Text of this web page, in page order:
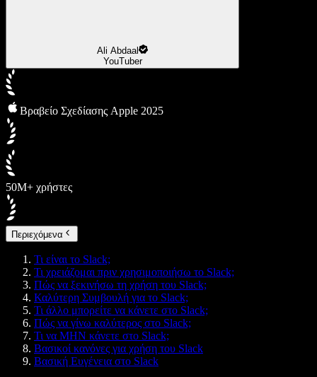
Ali Abdaal
YouTuber
Βραβείο Σχεδίασης Apple 2025
50M+ χρήστες
Περιεχόμενα
Τι είναι το Slack;
Τι χρειάζομαι πριν χρησιμοποιήσω το Slack;
Πώς να ξεκινήσω τη χρήση του Slack;
Καλύτερη Συμβουλή για το Slack;
Τι άλλο μπορείτε να κάνετε στο Slack;
Πώς να γίνω καλύτερος στο Slack;
Τι να ΜΗΝ κάνετε στο Slack;
Βασικοί κανόνες για χρήση του Slack
Βασική Ευγένεια στο Slack